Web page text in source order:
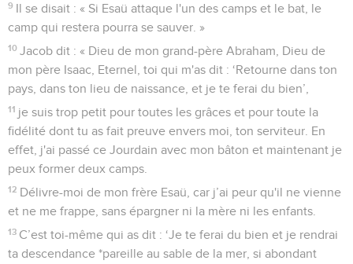
9 Il se disait : « Si Esaü attaque l'un des camps et le bat, le
camp qui restera pourra se sauver. »
10 Jacob dit : « Dieu de mon grand-père Abraham, Dieu de
mon père Isaac, Eternel, toi qui m'as dit : ‘Retourne dans ton
pays, dans ton lieu de naissance, et je te ferai du bien’,
11 je suis trop petit pour toutes les grâces et pour toute la
fidélité dont tu as fait preuve envers moi, ton serviteur. En
effet, j'ai passé ce Jourdain avec mon bâton et maintenant je
peux former deux camps.
12 Délivre-moi de mon frère Esaü, car j’ai peur qu'il ne vienne
et ne me frappe, sans épargner ni la mère ni les enfants.
13 C’est toi-même qui as dit : ‘Je te ferai du bien et je rendrai
ta descendance *pareille au sable de la mer, si abondant